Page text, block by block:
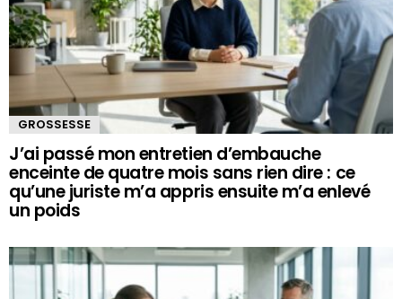
GROSSESSE
J’ai passé mon entretien d’embauche
enceinte de quatre mois sans rien dire : ce
qu’une juriste m’a appris ensuite m’a enlevé
un poids